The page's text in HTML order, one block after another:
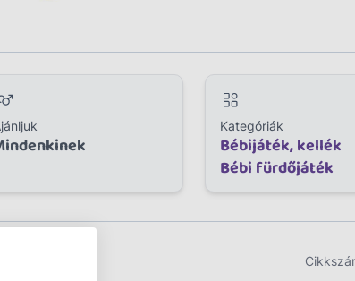
Kategóriák
Bébijáték, kellék
Bébi fürdőjáték